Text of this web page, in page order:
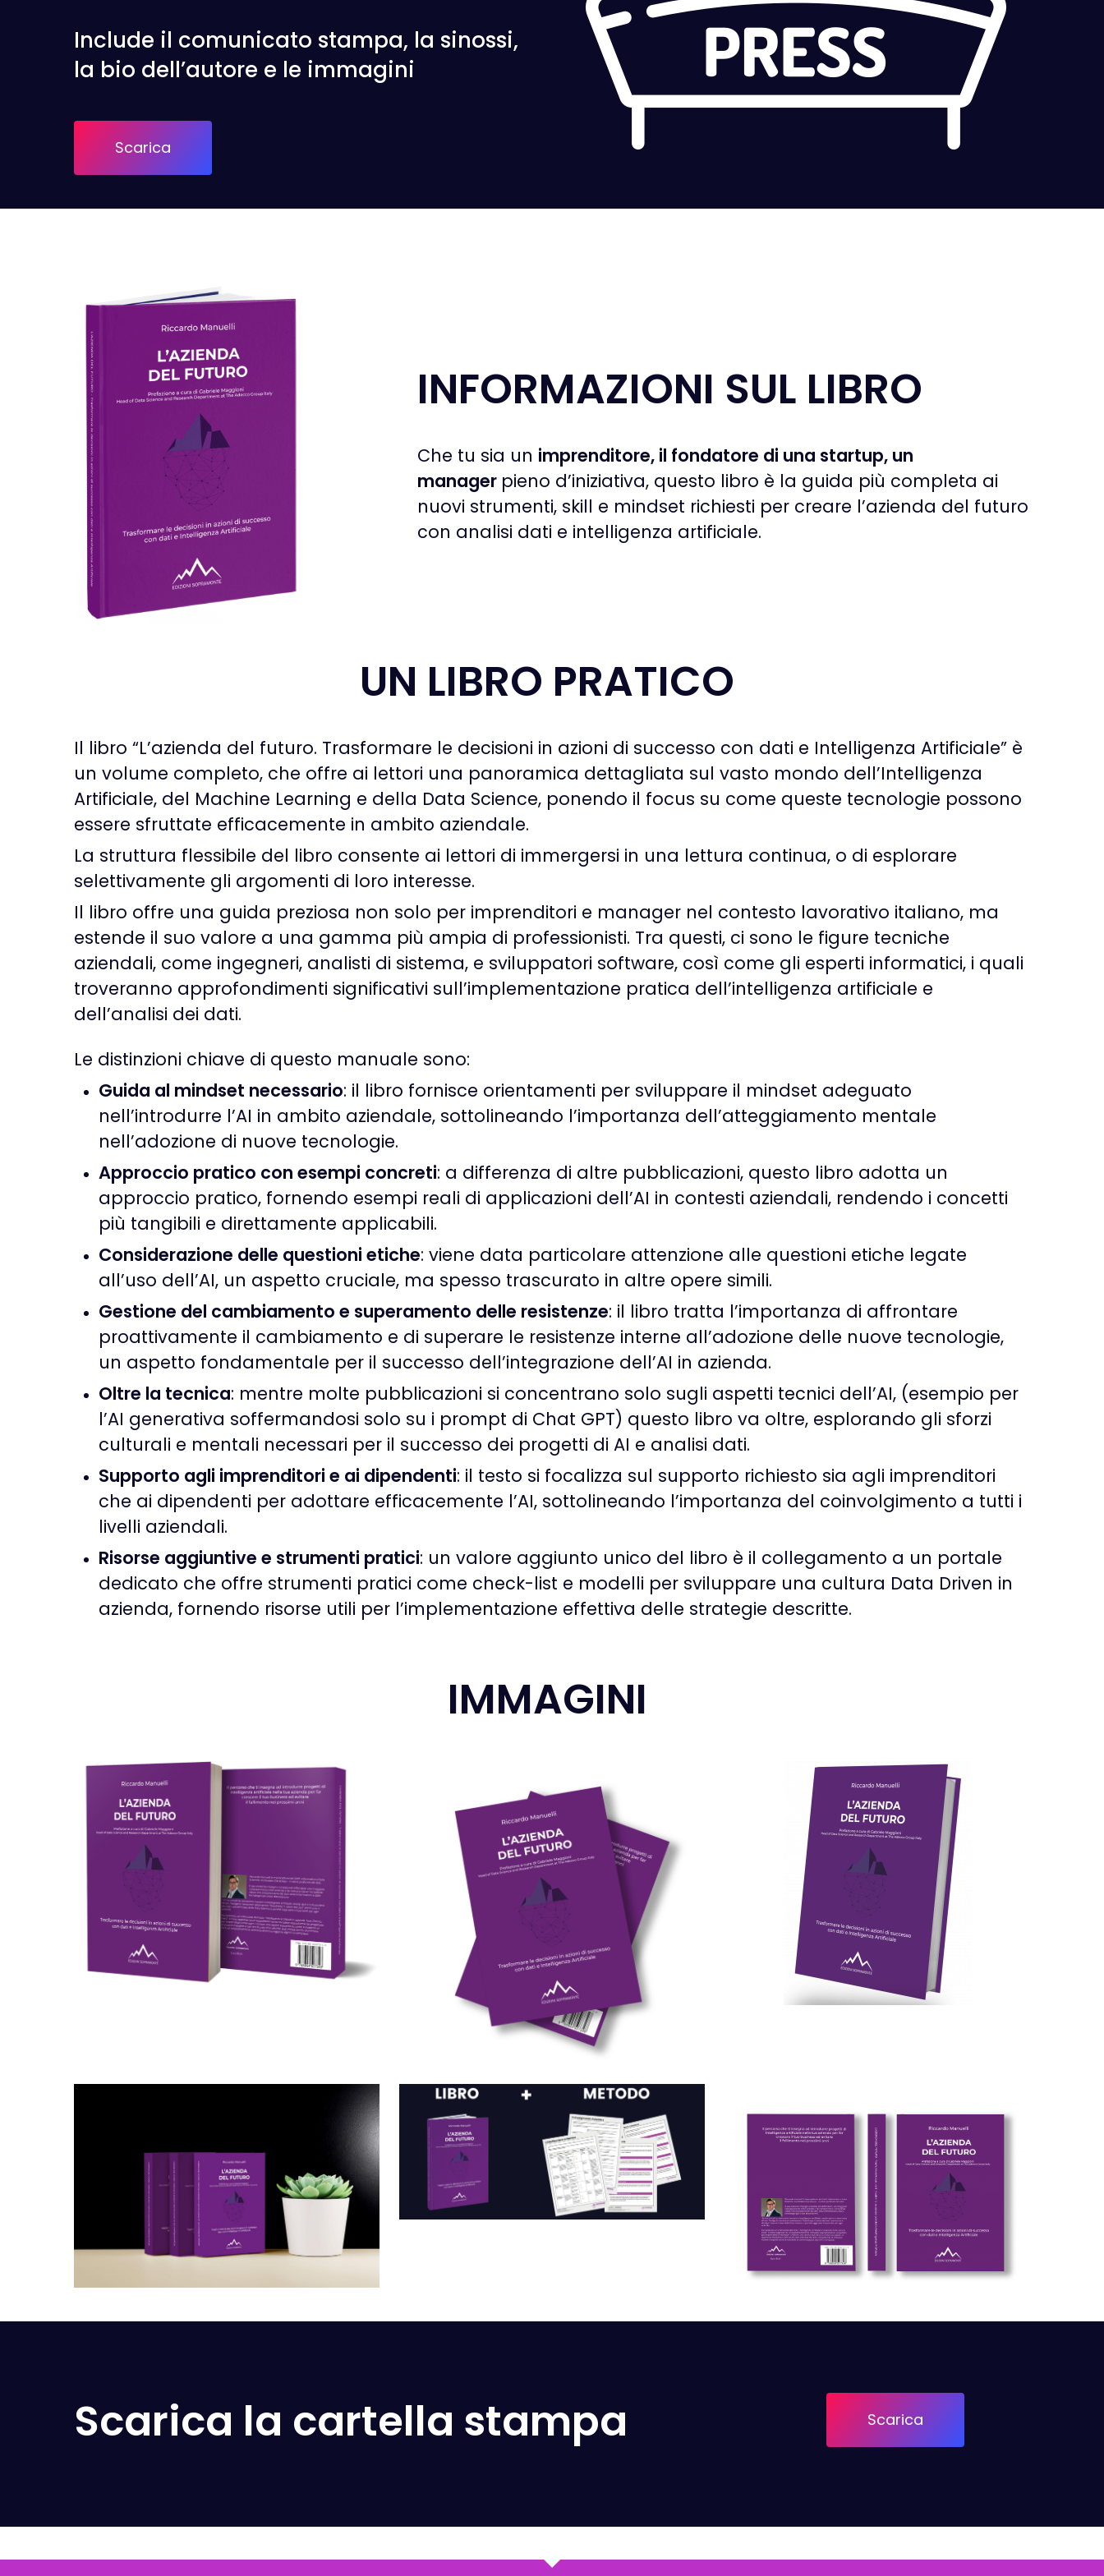
Hit enter to search or ESC to close
Include il comunicato stampa, la sinossi,
la bio dell’autore e le immagini
Scarica
INFORMAZIONI SUL LIBRO
Che tu sia un imprenditore, il fondatore di una startup, un
manager pieno d’iniziativa, questo libro è la guida più completa ai
nuovi strumenti, skill e mindset richiesti per creare l’azienda del futuro
con analisi dati e intelligenza artificiale.
UN LIBRO PRATICO
Il libro “L’azienda del futuro. Trasformare le decisioni in azioni di successo con dati e Intelligenza Artificiale” è
un volume completo, che offre ai lettori una panoramica dettagliata sul vasto mondo dell’Intelligenza
Artificiale, del Machine Learning e della Data Science, ponendo il focus su come queste tecnologie possono
essere sfruttate efficacemente in ambito aziendale.
La struttura flessibile del libro consente ai lettori di immergersi in una lettura continua, o di esplorare
selettivamente gli argomenti di loro interesse.
Il libro offre una guida preziosa non solo per imprenditori e manager nel contesto lavorativo italiano, ma
estende il suo valore a una gamma più ampia di professionisti. Tra questi, ci sono le figure tecniche
aziendali, come ingegneri, analisti di sistema, e sviluppatori software, così come gli esperti informatici, i quali
troveranno approfondimenti significativi sull’implementazione pratica dell’intelligenza artificiale e
dell’analisi dei dati.
Le distinzioni chiave di questo manuale sono:
Guida al mindset necessario: il libro fornisce orientamenti per sviluppare il mindset adeguato
nell’introdurre l’AI in ambito aziendale, sottolineando l’importanza dell’atteggiamento mentale
nell’adozione di nuove tecnologie.
Approccio pratico con esempi concreti: a differenza di altre pubblicazioni, questo libro adotta un
approccio pratico, fornendo esempi reali di applicazioni dell’AI in contesti aziendali, rendendo i concetti
più tangibili e direttamente applicabili.
Considerazione delle questioni etiche: viene data particolare attenzione alle questioni etiche legate
all’uso dell’AI, un aspetto cruciale, ma spesso trascurato in altre opere simili.
Gestione del cambiamento e superamento delle resistenze: il libro tratta l’importanza di affrontare
proattivamente il cambiamento e di superare le resistenze interne all’adozione delle nuove tecnologie,
un aspetto fondamentale per il successo dell’integrazione dell’AI in azienda.
Oltre la tecnica: mentre molte pubblicazioni si concentrano solo sugli aspetti tecnici dell’AI, (esempio per
l’AI generativa soffermandosi solo su i prompt di Chat GPT) questo libro va oltre, esplorando gli sforzi
culturali e mentali necessari per il successo dei progetti di AI e analisi dati.
Supporto agli imprenditori e ai dipendenti: il testo si focalizza sul supporto richiesto sia agli imprenditori
che ai dipendenti per adottare efficacemente l’AI, sottolineando l’importanza del coinvolgimento a tutti i
livelli aziendali.
Risorse aggiuntive e strumenti pratici: un valore aggiunto unico del libro è il collegamento a un portale
dedicato che offre strumenti pratici come check-list e modelli per sviluppare una cultura Data Driven in
azienda, fornendo risorse utili per l’implementazione effettiva delle strategie descritte.
IMMAGINI
Scarica la cartella stampa Scarica